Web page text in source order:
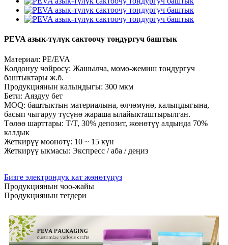
PEVA азык-түлүк сактоочу тоңдургуч баштык
Материал: PE/EVA
Колдонуу чөйрөсү: Жашылча, мөмө-жемиш тоңдургуч
баштыктары ж.б.
Продукциянын калыңдыгы: 300 мкм
Бети: Аяздуу бет
MOQ: баштыктын материалына, өлчөмүнө, калыңдыгына,
басып чыгаруу түсүнө жараша ылайыкташтырылган.
Төлөө шарттары: T/T, 30% депозит, жөнөтүү алдында 70%
калдык
Жеткирүү мөөнөтү: 10 ~ 15 күн
Жеткирүү ыкмасы: Экспресс / аба / деңиз
Бизге электрондук кат жөнөтүңүз
Продукциянын чоо-жайы
Продукциянын тегдери